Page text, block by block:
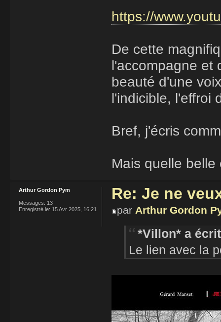
https://
De cette
l'accompagne et
beauté d'une
l'indicible, l'effroi
Bref, j'écris
Mais quelle belle
Re: Je ne
par Arthur Gordon
*Villon* a
Le lien avec la
Arthur Gordon Pym
Messages: 13
Enregistré le: 15 Avr 2025, 16:21